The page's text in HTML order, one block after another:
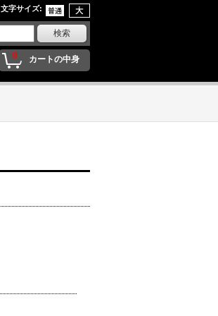
文字サイズ:
0 カートの中身